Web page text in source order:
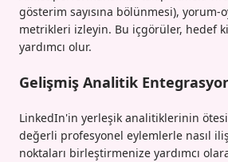
gösterim sayısına bölünmesi), yorum-
metrikleri izleyin. Bu içgörüler, hedef
yardımcı olur.
Gelişmiş Analitik
LinkedIn'in yerleşik analitiklerinin
değerli profesyonel eylemlerle nasıl
noktaları birleştirmenize yardımcı